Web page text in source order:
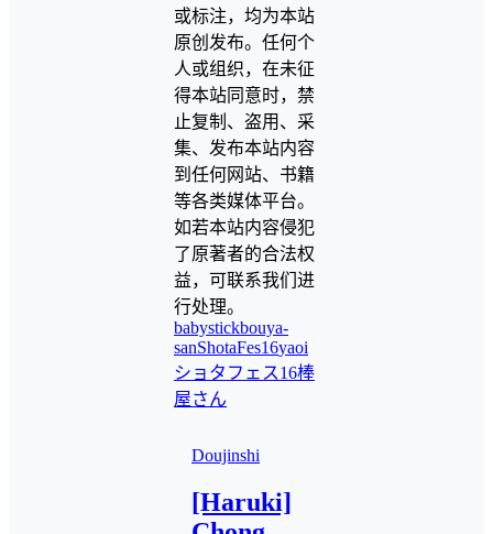
或标注，均为本站
原创发布。任何个
人或组织，在未征
得本站同意时，禁
止复制、盗用、采
集、发布本站内容
到任何网站、书籍
等各类媒体平台。
如若本站内容侵犯
了原著者的合法权
益，可联系我们进
行处理。
babystickbouya-
sanShotaFes16yaoi
ショタフェス16棒
屋さん
Doujinshi
[Haruki]